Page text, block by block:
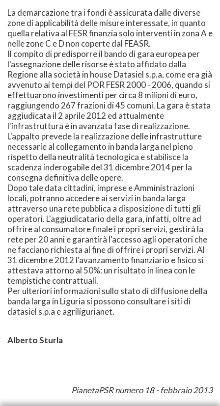
La demarcazione tra i fondi è assicurata dalle diverse
zone di applicabilità delle misure interessate, in quanto
quella relativa al FESR finanzia solo interventi in zona A e
nelle zone C e D non coperte dal FEASR.
Il compito di predisporre il bando di gara europea per
l'assegnazione delle risorse è stato affidato dalla
Regione alla società in house Datasiel s.p.a, come era già
avvenuto ai tempi del POR FESR 2000 - 2006, quando si
effettuarono investimenti per circa 8 milioni di euro,
raggiungendo 267 frazioni di 45 comuni. La gara è stata
aggiudicata il 2 aprile 2012 ed attualmente
l'infrastruttura è in avanzata fase di realizzazione.
L'appalto prevede la realizzazione delle infrastrutture
necessarie al collegamento in banda larga nel pieno
rispetto della neutralità tecnologica e stabilisce la
scadenza inderogabile del 31 dicembre 2014 per la
consegna definitiva delle opere.
Dopo tale data cittadini, imprese e Amministrazioni
locali, potranno accedere ai servizi in banda larga
attraverso una rete pubblica a disposizione di tutti gli
operatori. L'aggiudicatario della gara, infatti, oltre ad
offrire al consumatore finale i propri servizi, gestirà la
rete per 20 anni e garantirà l'accesso agli operatori che
ne facciano richiesta al fine di offrire i propri servizi. Al
31 dicembre 2012 l'avanzamento finanziario e fisico si
attestava attorno al 50%: un risultato in linea con le
tempistiche contrattuali.
Per ulteriori informazioni sullo stato di diffusione della
banda larga in Liguria si possono consultare i siti di
datasiel s.p.a e agriligurianet.
Alberto Sturla
PianetaPSR numero 18 - febbraio 2013